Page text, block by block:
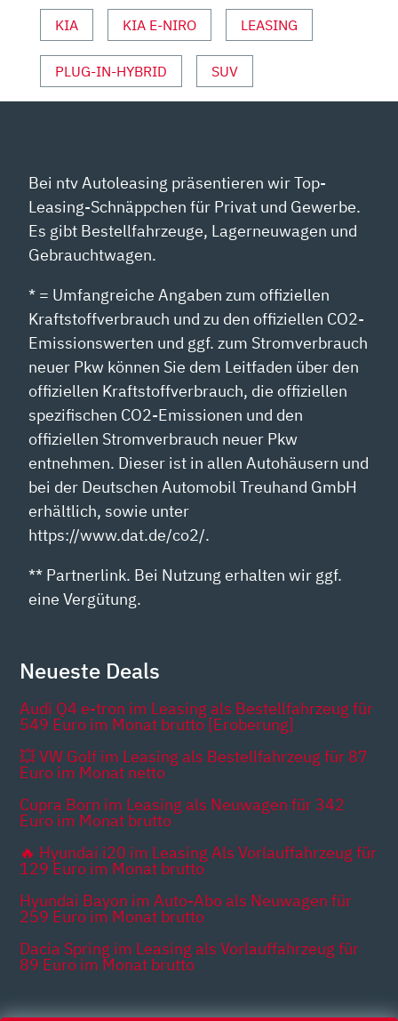
YOUTUBE
ANZEIGEN
KIA KIA E-NIRO LEASING
PLUG-IN-HYBRID SUV
Bei ntv Autoleasing präsentieren wir Top-
Leasing-Schnäppchen für Privat und Gewerbe.
Es gibt Bestellfahrzeuge, Lagerneuwagen und
Gebrauchtwagen.
* = Umfangreiche Angaben zum offiziellen
Kraftstoffverbrauch und zu den offiziellen CO2-
Emissionswerten und ggf. zum Stromverbrauch
neuer Pkw können Sie dem Leitfaden über den
offiziellen Kraftstoffverbrauch, die offiziellen
spezifischen CO2-Emissionen und den
offiziellen Stromverbrauch neuer Pkw
entnehmen. Dieser ist in allen Autohäusern und
bei der Deutschen Automobil Treuhand GmbH
erhältlich, sowie unter
https://www.dat.de/co2/.
** Partnerlink. Bei Nutzung erhalten wir ggf.
eine Vergütung.
Neueste Deals
Audi Q4 e-tron im Leasing als Bestellfahrzeug für
549 Euro im Monat brutto [Eroberung]
💥 VW Golf im Leasing als Bestellfahrzeug für 87
Euro im Monat netto
Cupra Born im Leasing als Neuwagen für 342
Euro im Monat brutto
🔥 Hyundai i20 im Leasing Als Vorlauffahrzeug für
129 Euro im Monat brutto
Hyundai Bayon im Auto-Abo als Neuwagen für
259 Euro im Monat brutto
Dacia Spring im Leasing als Vorlauffahrzeug für
89 Euro im Monat brutto